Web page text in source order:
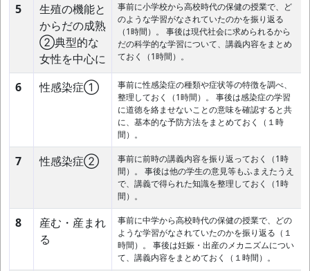
5
生殖の機能と
からだの成熟
②典型的な
女性を中心に
事前に小学校から高校時代の保健の授業で、ど
のような学習がなされていたのかを振り返る
（1時間）。 事後は現代社会に求められるから
だの科学的な学習について、講義内容をまとめ
ておく（1時間）。
6 性感染症①
事前に性感染症の種類や症状等の特徴を調べ、
整理しておく（1時間）。 事後は感染症の学習
に道徳を絡ませないことの意味を確認すると共
に、基本的な予防方法をまとめておく（１時
間）。
7 性感染症②
事前に前時の講義内容を振り返っておく（1時
間）。 事後は他の学生の意見等もふまえたうえ
で、講義で得られた知識を整理しておく（1時
間）。
8
産む・産まれ
る
事前に中学から高校時代の保健の授業で、どの
ような学習がなされていたのかを振り返る（１
時間）。 事後は妊娠・出産のメカニズムについ
て、講義内容をまとめておく（１時間）。